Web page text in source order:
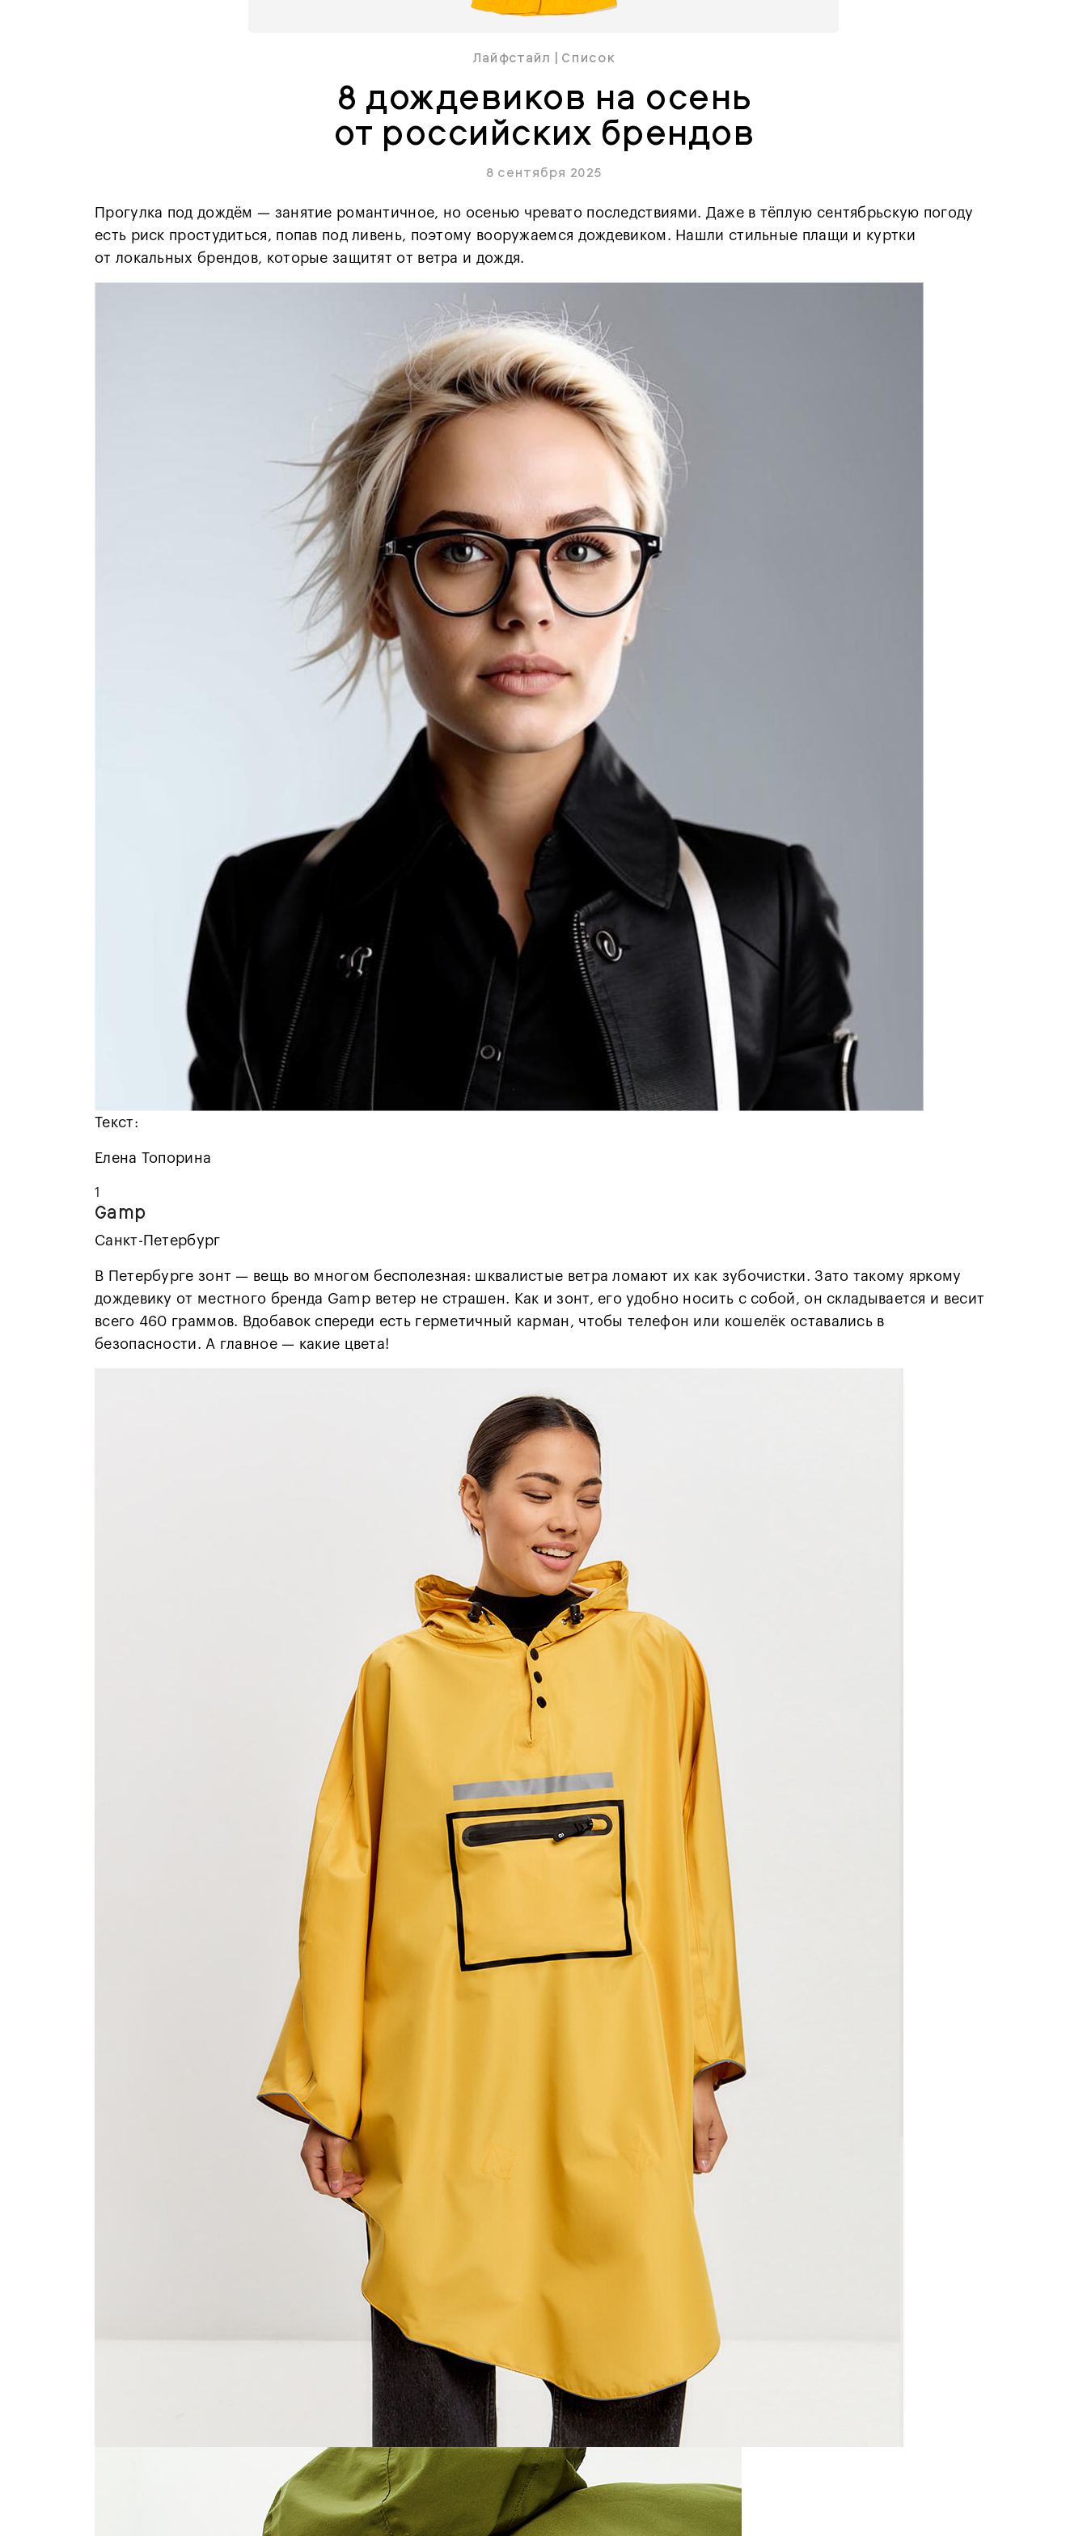
Лайфстайл | Список
8 дождевиков на осень
от российских брендов
8 сентября 2025
Прогулка под дождём — занятие романтичное, но осенью чревато последствиями. Даже в тёплую сентябрьскую погоду
есть риск простудиться, попав под ливень, поэтому вооружаемся дождевиком. Нашли стильные плащи и куртки
от локальных брендов, которые защитят от ветра и дождя.
Текст:
Елена Топорина
1
Gamp
Санкт-Петербург
В Петербурге зонт — вещь во многом бесполезная: шквалистые ветра ломают их как зубочистки. Зато такому яркому
дождевику от местного бренда Gamp ветер не страшен. Как и зонт, его удобно носить с собой, он складывается и весит
всего 460 граммов. Вдобавок спереди есть герметичный карман, чтобы телефон или кошелёк оставались в
безопасности. А главное — какие цвета!